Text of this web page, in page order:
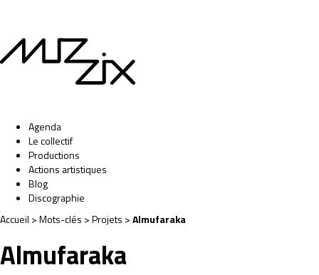
Agenda
Le collectif
Productions
Actions artistiques
Blog
Discographie
Accueil > Mots-clés > Projets >Almufaraka
Almufaraka